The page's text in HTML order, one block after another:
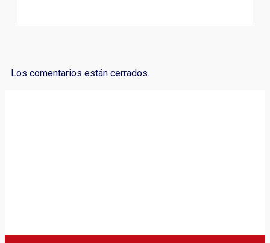
Los comentarios están cerrados.